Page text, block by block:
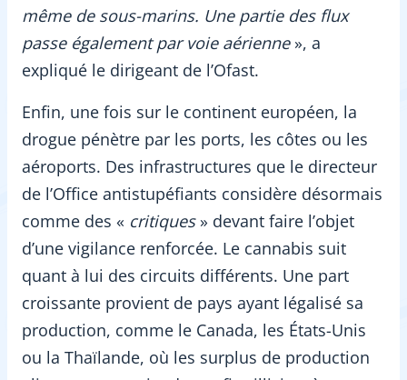
même de sous-marins. Une partie des flux
passe également par voie aérienne», a
expliqué le dirigeant de l’Ofast.
Enfin, une fois sur le continent européen, la
drogue pénètre par les ports, les côtes ou les
aéroports. Des infrastructures que le directeur
de l’Office antistupéfiants considère désormais
comme des « critiques» devant faire l’objet
d’une vigilance renforcée. Le cannabis suit
quant à lui des circuits différents. Une part
croissante provient de pays ayant légalisé sa
production, comme le Canada, les États-Unis
ou la Thaïlande, où les surplus de production